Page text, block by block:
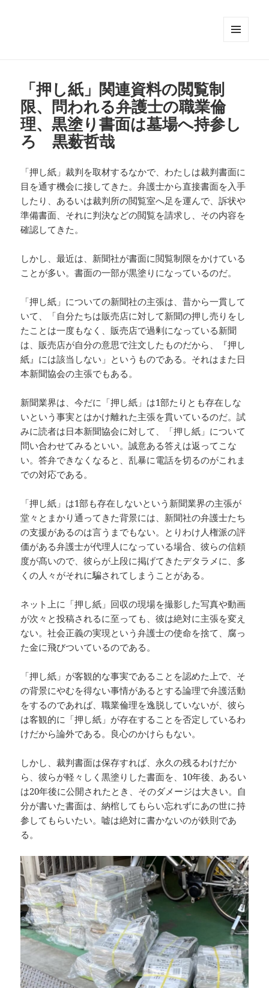
「押し紙」関連資料の閲覧制
限、問われる弁護士の職業倫
理、黒塗り書面は墓場へ持参し
ろ 黒薮哲哉
「押し紙」裁判を取材するなかで、わたしは裁判書面に
目を通す機会に接してきた。弁護士から直接書面を入手
したり、あるいは裁判所の閲覧室へ足を運んで、訴状や
準備書面、それに判決などの閲覧を請求し、その内容を
確認してきた。
しかし、最近は、新聞社が書面に閲覧制限をかけている
ことが多い。書面の一部が黒塗りになっているのだ。
「押し紙」についての新聞社の主張は、昔から一貫して
いて、「自分たちは販売店に対して新聞の押し売りをし
たことは一度もなく、販売店で過剰になっている新聞
は、販売店が自分の意思で注文したものだから、『押し
紙』には該当しない」というものである。それはまた日
本新聞協会の主張でもある。
新聞業界は、今だに「押し紙」は1部たりとも存在しな
いという事実とはかけ離れた主張を貫いているのだ。試
みに読者は日本新聞協会に対して、「押し紙」について
問い合わせてみるといい。誠意ある答えは返ってこな
い。答弁できなくなると、乱暴に電話を切るのがこれま
での対応である。
「押し紙」は1部も存在しないという新聞業界の主張が
堂々とまかり通ってきた背景には、新聞社の弁護士たち
の支援があるのは言うまでもない。とりわけ人権派の評
価がある弁護士が代理人になっている場合、彼らの信頼
度が髙いので、彼らが上段に掲げてきたデタラメに、多
くの人々がそれに騙されてしまうことがある。
ネット上に「押し紙」回収の現場を撮影した写真や動画
が次々と投稿されるに至っても、彼は絶対に主張を変え
ない。社会正義の実現という弁護士の使命を捨て、腐っ
た金に飛びついているのである。
「押し紙」が客観的な事実であることを認めた上で、そ
の背景にやむを得ない事情があるとする論理で弁護活動
をするのであれば、職業倫理を逸脱していないが、彼ら
は客観的に「押し紙」が存在することを否定しているわ
けだから論外である。良心のかけらもない。
しかし、裁判書面は保存すれば、永久の残るわけだか
ら、彼らが軽々しく黒塗りした書面を、10年後、あるい
は20年後に公開されたとき、そのダメージは大きい。自
分が書いた書面は、納棺してもらい忘れずにあの世に持
参してもらいたい。嘘は絶対に書かないのが鉄則であ
る。